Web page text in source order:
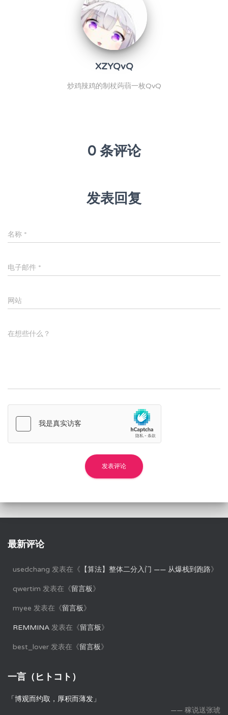
XZYQvQ
炒鸡辣鸡的制杖蒟蒻一枚QvQ
0 条评论
发表回复
名称 *
电子邮件 *
网站
在想些什么？
最新评论
usedchang 发表在《 【算法】整体二分入门 —— 从爆栈到跑路》
qwertim 发表在《留言板》
myee 发表在《留言板》
REMMINA 发表在《留言板》
best_lover 发表在《留言板》
一言（ヒトコト）
「博观而约取，厚积而薄发」
—— 稼说送张琥